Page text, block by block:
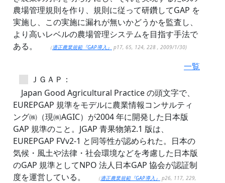
農場管理規則を作り、規則に従って研鑽してGAP を
実施し、この実施に漏れが無いかどうかを監査し、
より高いレベルの農場管理システムを目指す手法で
ある。
（適正農業規範『GAP導入』 p17, 65, 124, 228 , 2009/1/30)
一覧
ＪＧＡＰ：
Japan Good Agricultural Practice の頭文字で、
EUREPGAP 規準をモデルに農業情報コンサルティ
ング㈱（現㈱AGIC）が2004 年に開発した日本版
GAP 規準のこと。JGAP 青果物第2.1 版は、
EUREPGAP FVv2-1 と同等性が認められた。日本の
気候・風土や法律・社会環境などを考慮した日本版
のGAP 規準としてNPO 法人日本GAP 協会が認証制
度を運営している。
（適正農業規範『GAP導入』 p26, 117, 229,